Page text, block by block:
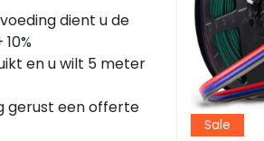
dient u de
en u wilt 5 meter
gerust een offerte
Sale